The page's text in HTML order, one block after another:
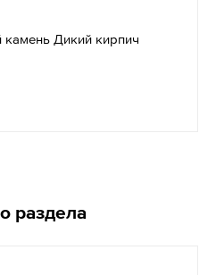
Дикий кирпич
раздела